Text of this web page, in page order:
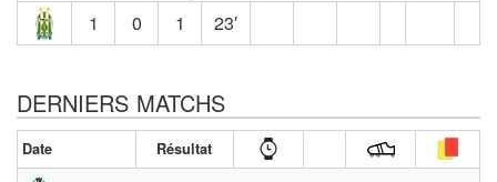
1 0 1 23′
DERNIERS MATCHS
Date Résultat